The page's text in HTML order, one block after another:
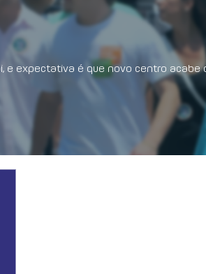
e expectativa é que novo centro